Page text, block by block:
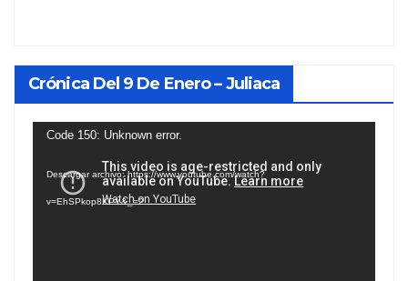
Crónica Del 9 De Enero – Juliaca
Reproductor
vídeo
Code 150: Unknown error.
Descargar archivo: https://www.youtube.com/watch?
v=EhSPkop8KPY&_=2